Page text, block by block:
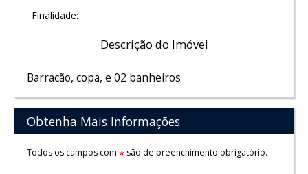
Finalidade:
Descrição do Imóvel
Barracão, copa, e 02 banheiros
Obtenha Mais Informações
Todos os campos com *são de preenchimento obrigatório.